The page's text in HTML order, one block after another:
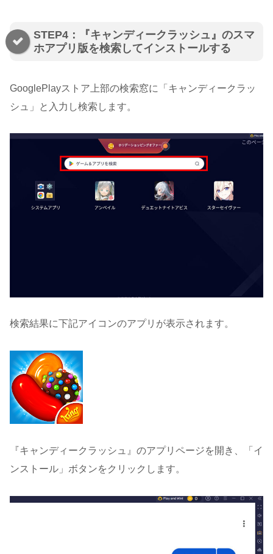
STEP4：『キャンディークラッシュ』のスマ
ホアプリ版を検索してインストールする
GooglePlayストア上部の検索窓に「キャンディークラッ
シュ」と入力し検索します。
検索結果に下記アイコンのアプリが表示されます。
『キャンディークラッシュ』のアプリページを開き、「イ
ンストール」ボタンをクリックします。